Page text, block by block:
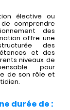
élective ou
comprendre
des
offre une
des
et des
niveaux de
pour
de son rôle et
durée de :